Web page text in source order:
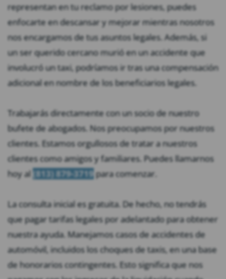
representan en tu reclamo por lesiones, puedes
enfocarte en descansar y mejorar mientras nosotros
nos encargamos de tus asuntos legales. Además, si
un ser querido cercano murió en un accidente que
involucró un taxi, podríamos ir tras una compensación
adicional en nombre de los beneficiarios legales.
Trabajarás directamente con un socio de nuestro
bufete de abogados. Nos preocupamos por nuestros
clientes. Estamos orgullosos de tratar a nuestros
clientes como amigos y familiares. Puedes llamarnos
hoy al (813) 879-3719para comenzar.
La consulta inicial es gratuita. De hecho, no tendrás
que pagar tarifas legales por adelantado para obtener
nuestra ayuda. Manejamos casos de accidentes de
automóvil, incluidos los choques de taxis, en una base
de honorarios contingentes. Esto significa que nos